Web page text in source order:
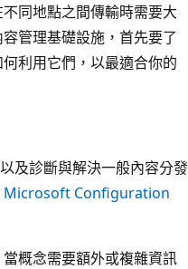
同地點之間傳輸時需要大
管理基礎設施，首先要了
利用它們，以最適合你的
及診斷與解決一般內容分發
Microsoft Configuration
概念需要額外或複雜資訊